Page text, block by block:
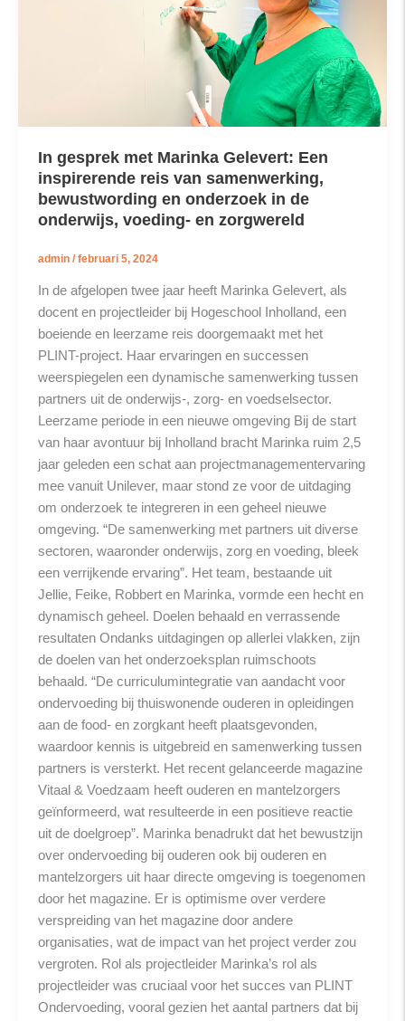
In gesprek met Marinka Gelevert: Een
inspirerende reis van samenwerking,
bewustwording en onderzoek in de
onderwijs, voeding- en zorgwereld
admin /februari 5, 2024
In de afgelopen twee jaar heeft Marinka Gelevert, als
docent en projectleider bij Hogeschool Inholland, een
boeiende en leerzame reis doorgemaakt met het
PLINT-project. Haar ervaringen en successen
weerspiegelen een dynamische samenwerking tussen
partners uit de onderwijs-, zorg- en voedselsector.
Leerzame periode in een nieuwe omgeving Bij de start
van haar avontuur bij Inholland bracht Marinka ruim 2,5
jaar geleden een schat aan projectmanagementervaring
mee vanuit Unilever, maar stond ze voor de uitdaging
om onderzoek te integreren in een geheel nieuwe
omgeving. “De samenwerking met partners uit diverse
sectoren, waaronder onderwijs, zorg en voeding, bleek
een verrijkende ervaring”. Het team, bestaande uit
Jellie, Feike, Robbert en Marinka, vormde een hecht en
dynamisch geheel. Doelen behaald en verrassende
resultaten Ondanks uitdagingen op allerlei vlakken, zijn
de doelen van het onderzoeksplan ruimschoots
behaald. “De curriculumintegratie van aandacht voor
ondervoeding bij thuiswonende ouderen in opleidingen
aan de food- en zorgkant heeft plaatsgevonden,
waardoor kennis is uitgebreid en samenwerking tussen
partners is versterkt. Het recent gelanceerde magazine
Vitaal & Voedzaam heeft ouderen en mantelzorgers
geïnformeerd, wat resulteerde in een positieve reactie
uit de doelgroep”. Marinka benadrukt dat het bewustzijn
over ondervoeding bij ouderen ook bij ouderen en
mantelzorgers uit haar directe omgeving is toegenomen
door het magazine. Er is optimisme over verdere
verspreiding van het magazine door andere
organisaties, wat de impact van het project verder zou
vergroten. Rol als projectleider Marinka’s rol als
projectleider was cruciaal voor het succes van PLINT
Ondervoeding, vooral gezien het aantal partners dat bij